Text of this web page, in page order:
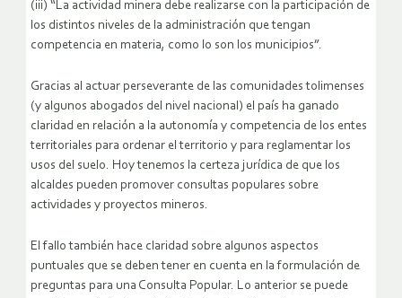
(iii) “La actividad minera debe realizarse con la participación de
los distintos niveles de la administración que tengan
competencia en materia, como lo son los municipios”.
Gracias al actuar perseverante de las comunidades tolimenses
(y algunos abogados del nivel nacional) el país ha ganado
claridad en relación a la autonomía y competencia de los entes
territoriales para ordenar el territorio y para reglamentar los
usos del suelo. Hoy tenemos la certeza jurídica de que los
alcaldes pueden promover consultas populares sobre
actividades y proyectos mineros.
El fallo también hace claridad sobre algunos aspectos
puntuales que se deben tener en cuenta en la formulación de
preguntas para una Consulta Popular. Lo anterior se puede